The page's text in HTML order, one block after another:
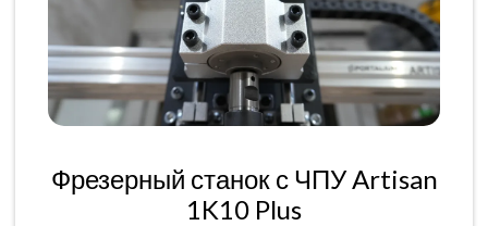
Фрезерный станок с ЧПУ Artisan
1K10 Plus